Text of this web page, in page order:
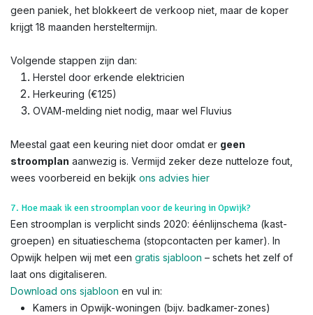
geen paniek, het blokkeert de verkoop niet, maar de koper
krijgt 18 maanden hersteltermijn.
Volgende stappen zijn dan:
Herstel door erkende elektricien
Herkeuring (€125)
OVAM-melding niet nodig, maar wel Fluvius
Meestal gaat een keuring niet door omdat er geen
stroomplan aanwezig is. Vermijd zeker deze nutteloze fout,
wees voorbereid en bekijk ons advies hier
7. Hoe maak ik een stroomplan voor de keuring in Opwijk?
Een stroomplan is verplicht sinds 2020: éénlijnschema (kast-
groepen) en situatieschema (stopcontacten per kamer). In
Opwijk helpen wij met een gratis sjabloon – schets het zelf of
laat ons digitaliseren.
Download ons sjabloon en vul in:
Kamers in Opwijk-woningen (bijv. badkamer-zones)